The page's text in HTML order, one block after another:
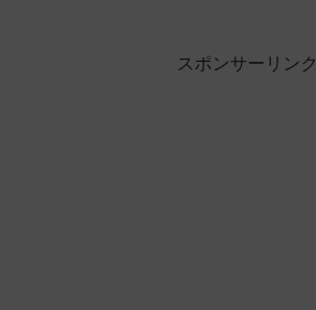
スポンサーリンク